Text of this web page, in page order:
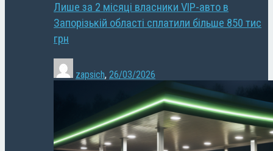
Лише за 2 місяці власники VIP-авто в
Запорізькій області сплатили більше 850 тис
грн
zapsich, 26/03/2026